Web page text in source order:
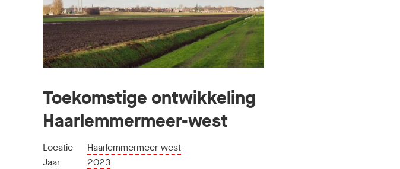
Toekomstige ontwikkeling
Haarlemmermeer-west
Locatie
Haarlemmermeer-west
Jaar
2023